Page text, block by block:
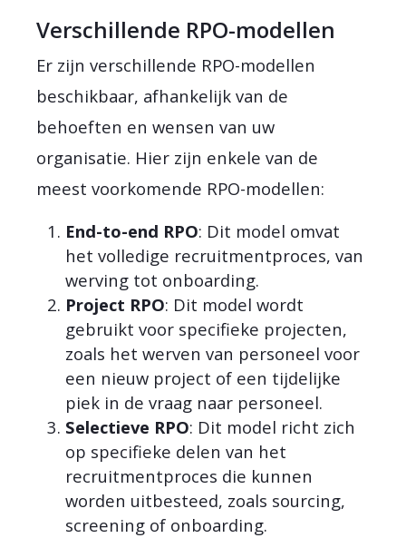
Verschillende RPO-modellen
Er zijn verschillende RPO-modellen
beschikbaar, afhankelijk van de
behoeften en wensen van uw
organisatie. Hier zijn enkele van de
meest voorkomende RPO-modellen:
End-to-end RPO: Dit model omvat
het volledige recruitmentproces, van
werving tot onboarding.
Project RPO: Dit model wordt
gebruikt voor specifieke projecten,
zoals het werven van personeel voor
een nieuw project of een tijdelijke
piek in de vraag naar personeel.
Selectieve RPO: Dit model richt zich
op specifieke delen van het
recruitmentproces die kunnen
worden uitbesteed, zoals sourcing,
screening of onboarding.